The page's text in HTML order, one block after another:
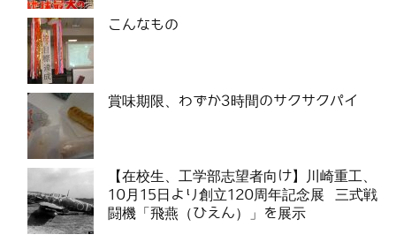
こんなもの
賞味期限、わずか3時間のサクサクパイ
【在校生、工学部志望者向け】川崎重工、
10月15日より創立120周年記念展 三式戦
闘機「飛燕（ひえん）」を展示